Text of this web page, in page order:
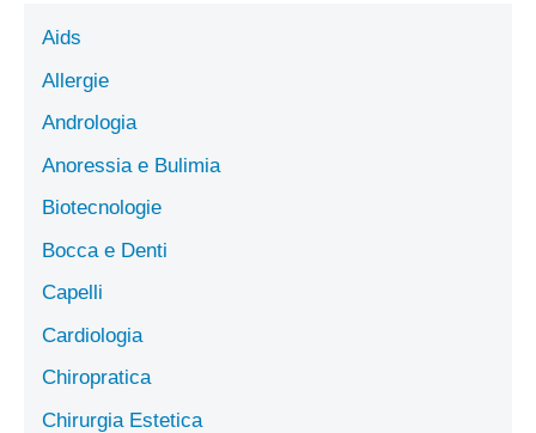
Aids
Allergie
Andrologia
Anoressia e Bulimia
Biotecnologie
Bocca e Denti
Capelli
Cardiologia
Chiropratica
Chirurgia Estetica